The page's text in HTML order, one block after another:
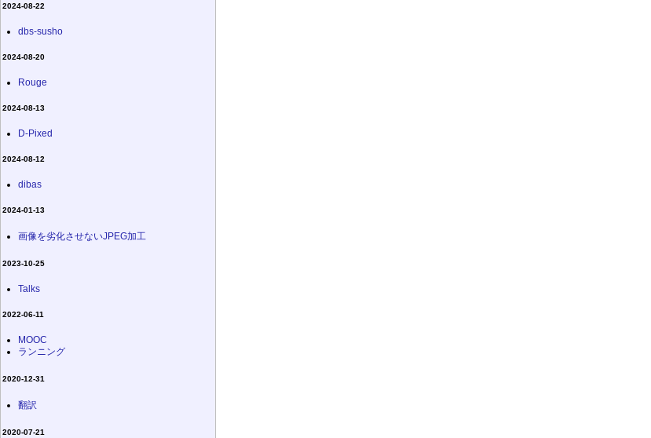
2024-08-22
dbs-susho
2024-08-20
Rouge
2024-08-13
D-Pixed
2024-08-12
dibas
2024-01-13
画像を劣化させないJPEG加工
2023-10-25
Talks
2022-06-11
MOOC
ランニング
2020-12-31
翻訳
2020-07-21